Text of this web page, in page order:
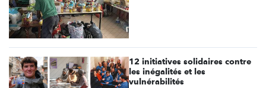
12 initiatives solidaires contre
les inégalités et les
vulnérabilités